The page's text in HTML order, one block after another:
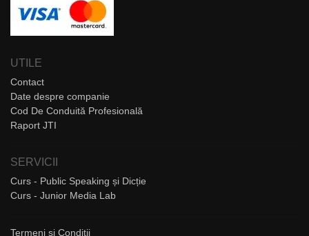
UTILE
Contact
Date despre companie
Cod De Conduită Profesională
Raport JTI
SERVICII
Curs - Public Speaking și Dicție
Curs - Junior Media Lab
Termeni și Condiții